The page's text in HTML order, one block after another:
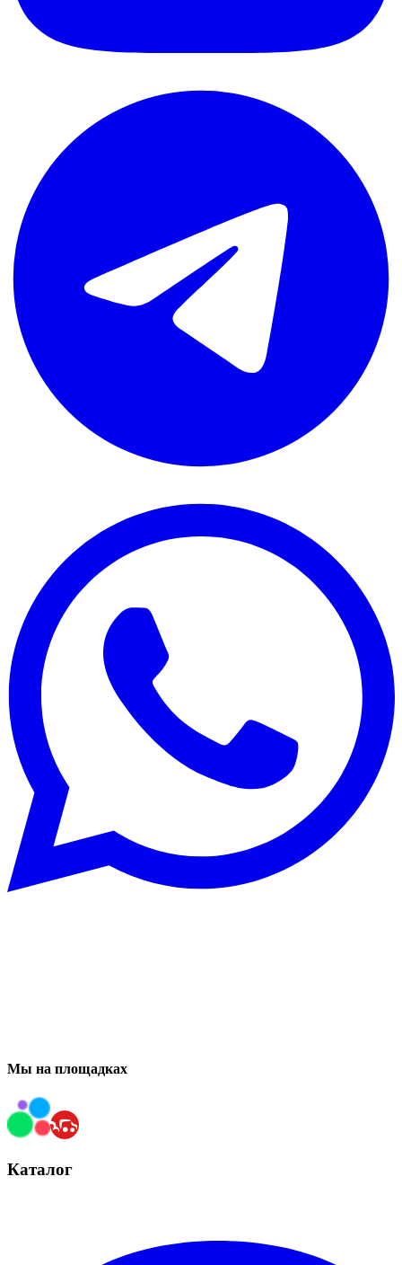
Мы на площадках
Каталог